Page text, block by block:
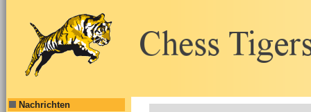
Nachrichten